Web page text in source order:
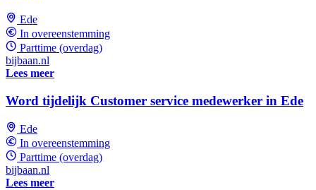
Ede
In overeenstemming
Parttime (overdag)
bijbaan.nl
Lees meer
Word tijdelijk Customer service medewerker in Ede
Ede
In overeenstemming
Parttime (overdag)
bijbaan.nl
Lees meer